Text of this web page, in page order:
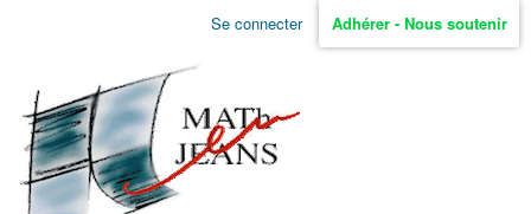
Aller
non
identifié
Se connecter Adhérer - Nous soutenir